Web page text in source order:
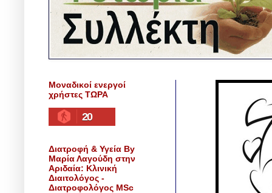
Μοναδικοί ενεργοί
χρήστες ΤΩΡΑ
20
Διατροφή & Υγεία By
Μαρία Λαγούδη στην
Αριδαία: Κλινική
Διαιτολόγος -
Διατροφολόγος MSc